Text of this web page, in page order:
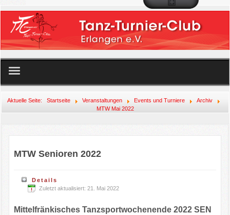
Veranstaltungen
Aktuelle Seite: Startseite Veranstaltungen Events und Turniere
Archiv
MTW Mai 2022
MTW Senioren 2022
Details
Zuletzt aktualisiert: 21. Mai 2022
Mittelfränkisches Tanzsportwochenende 2022 SEN